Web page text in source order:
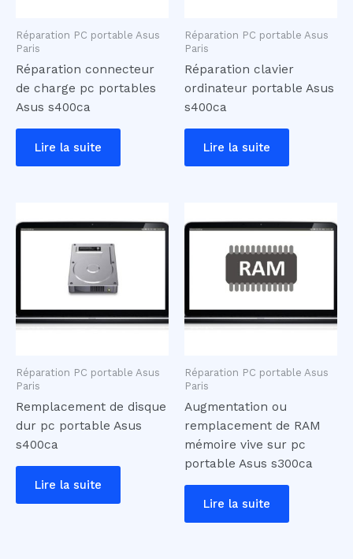
Réparation PC portable Asus
Paris
Réparation connecteur
de charge pc portables
Asus s400ca
Lire la suite
Réparation PC portable Asus
Paris
Réparation clavier
ordinateur portable Asus
s400ca
Lire la suite
Réparation PC portable Asus
Paris
Remplacement de disque
dur pc portable Asus
s400ca
Lire la suite
Réparation PC portable Asus
Paris
Augmentation ou
remplacement de RAM
mémoire vive sur pc
portable Asus s300ca
Lire la suite